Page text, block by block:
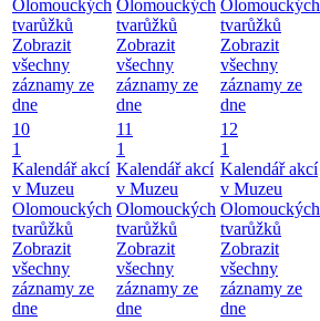
Olomouckých
tvarůžků
Zobrazit
všechny
záznamy ze
dne
Olomouckých
tvarůžků
Zobrazit
všechny
záznamy ze
dne
Olomouckých
tvarůžků
Zobrazit
všechny
záznamy ze
dne
10
1
Kalendář akcí
v Muzeu
Olomouckých
tvarůžků
Zobrazit
všechny
záznamy ze
dne
11
1
Kalendář akcí
v Muzeu
Olomouckých
tvarůžků
Zobrazit
všechny
záznamy ze
dne
12
1
Kalendář akcí
v Muzeu
Olomouckých
tvarůžků
Zobrazit
všechny
záznamy ze
dne